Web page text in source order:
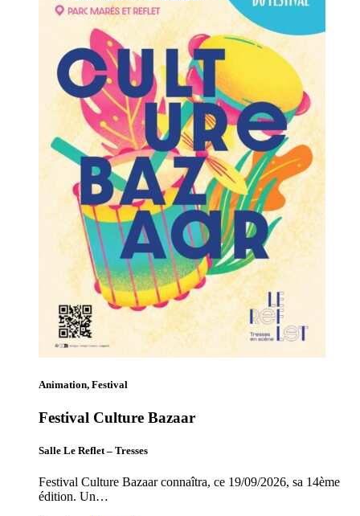
Animation, Festival
Festival Culture Bazaar
Salle Le Reflet – Tresses
Festival Culture Bazaar connaîtra, ce 19/09/2026, sa 14ème
édition. Un…